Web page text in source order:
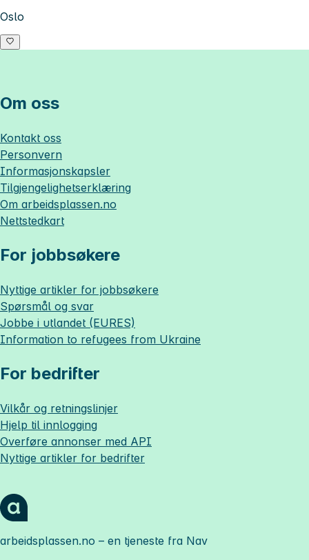
Oslo
Om oss
Kontakt oss
Personvern
Informasjonskapsler
Tilgjengelighetserklæring
Om arbeidsplassen.no
Nettstedkart
For jobbsøkere
Nyttige artikler for jobbsøkere
Spørsmål og svar
Jobbe i utlandet (EURES)
Information to refugees from Ukraine
For bedrifter
Vilkår og retningslinjer
Hjelp til innlogging
Overføre annonser med API
Nyttige artikler for bedrifter
arbeidsplassen.no – en tjeneste fra Nav